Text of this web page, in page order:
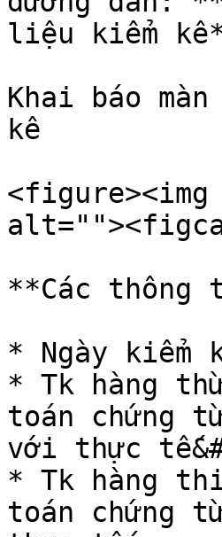
liệu kiểm
Khai báo
kê
<figure><img
**Các
* Ngày kiểm
* Tk hàng
toán chứng
với thực
* Tk hàng
toán chứng